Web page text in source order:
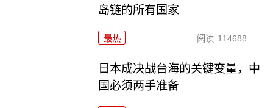
岛链的所有国家
最热 阅读 114688
日本成决战台海的关键变量，中
国必须两手准备